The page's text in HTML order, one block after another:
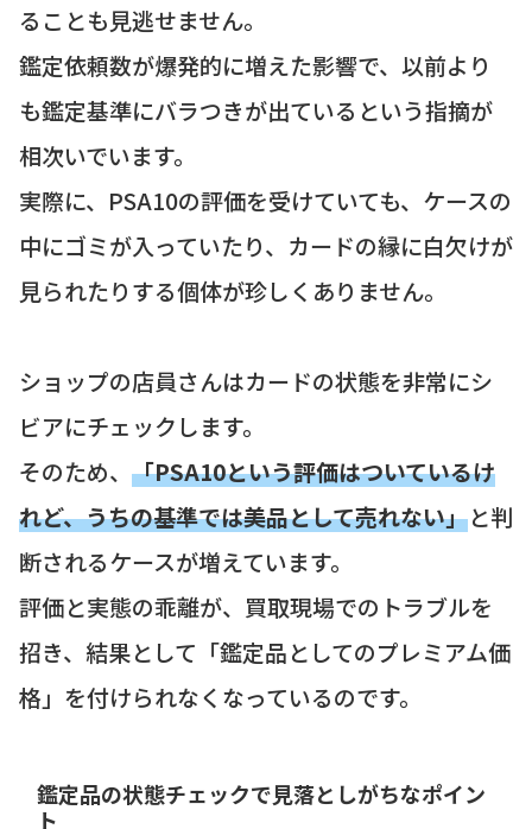
ることも見逃せません。
鑑定依頼数が爆発的に増えた影響で、以前より
も鑑定基準にバラつきが出ているという指摘が
相次いでいます。
実際に、PSA10の評価を受けていても、ケースの
中にゴミが入っていたり、カードの縁に白欠けが
見られたりする個体が珍しくありません。
ショップの店員さんはカードの状態を非常にシ
ビアにチェックします。
そのため、 「PSA10という評価はついているけ
れど、うちの基準では美品として売れない」と判
断されるケースが増えています。
評価と実態の乖離が、買取現場でのトラブルを
招き、結果として「鑑定品としてのプレミアム価
格」を付けられなくなっているのです。
鑑定品の状態チェックで見落としがちなポイン
ト